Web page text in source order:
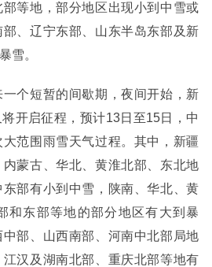
等地，部分地区出现小到中雪或
、辽宁东部、山东半岛东部及新
雪。
个短暂的间歇期，夜间开始，新
开启征程，预计13日至15日，中
范围雨雪天气过程。其中，新疆
蒙古、华北、黄淮北部、东北地
部有小到中雪，陕南、华北、黄
和东部等地的部分地区有大到暴
部、山西南部、河南中北部局地
汉及湖南北部、重庆北部等地有